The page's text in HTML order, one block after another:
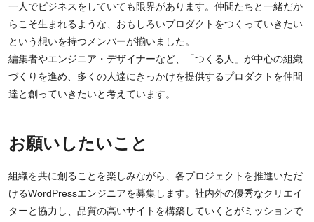
一人でビジネスをしていても限界があります。仲間たちと一緒だか
らこそ生まれるような、おもしろいプロダクトをつくっていきたい
という想いを持つメンバーが揃いました。
編集者やエンジニア・デザイナーなど、「つくる人」が中心の組織
づくりを進め、多くの人達にきっかけを提供するプロダクトを仲間
達と創っていきたいと考えています。
お願いしたいこと
組織を共に創ることを楽しみながら、各プロジェクトを推進いただ
けるWordPressエンジニアを募集します。社内外の優秀なクリエイ
ターと協力し、品質の高いサイトを構築していくとがミッションで